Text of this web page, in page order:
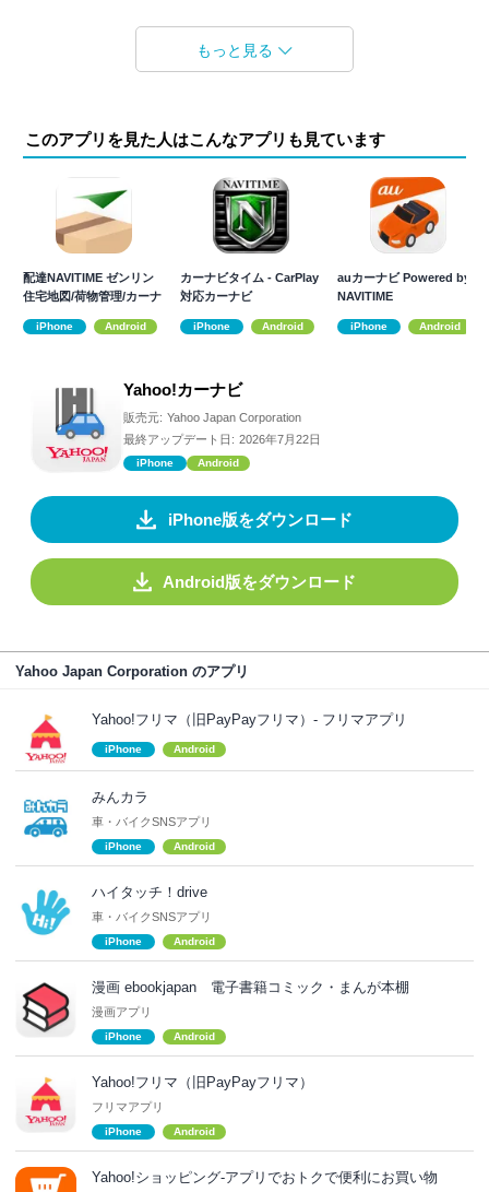
もっと見る
このアプリを見た人はこんなアプリも見ています
配達NAVITIME ゼンリン
住宅地図/荷物管理/カーナ
iPhone Android
カーナビタイム - CarPlay
対応カーナビ
iPhone Android
auカーナビ Powered by
NAVITIME
iPhone Android
Yahoo!カーナビ
販売元: Yahoo Japan Corporation
最終アップデート日: 2026年7月22日
iPhone Android
iPhone版をダウンロード
Android版をダウンロード
Yahoo Japan Corporation のアプリ
Yahoo!フリマ（旧PayPayフリマ）- フリマアプリ
iPhone Android
みんカラ
車・バイクSNSアプリ
iPhone Android
ハイタッチ！drive
車・バイクSNSアプリ
iPhone Android
漫画 ebookjapan 電子書籍コミック・まんが本棚
漫画アプリ
iPhone Android
Yahoo!フリマ（旧PayPayフリマ）
フリマアプリ
iPhone Android
Yahoo!ショッピング-アプリでおトクで便利にお買い物